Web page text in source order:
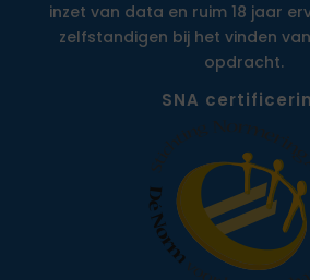
inzet van data en ruim 18 jaar
zelfstandigen bij het vinden
opdracht.
SNA